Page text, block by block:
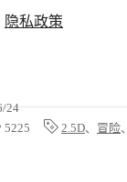
隐私政策
24
5225
2.5D、 冒险、